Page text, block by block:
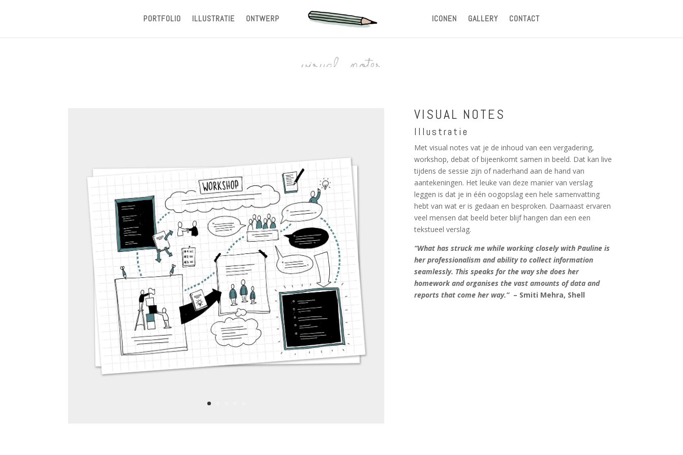
PORTFOLIO ILLUSTRATIE ONTWERP ICONEN GALLERY CONTACT
VISUAL NOTES
Illustratie
Met visual notes vat je de inhoud van een vergadering,
workshop, debat of bijeenkomt samen in beeld. Dat kan live
tijdens de sessie zijn of naderhand aan de hand van
aantekeningen. Het leuke van deze manier van verslag
leggen is dat je in één oogopslag een hele samenvatting
hebt van wat er is gedaan en besproken. Daarnaast ervaren
veel mensen dat beeld beter blijf hangen dan een een
tekstueel verslag.
“What has struck me while working closely with Pauline is
her professionalism and ability to collect information
seamlessly. This speaks for the way she does her
homework and organises the vast amounts of data and
reports that come her way.”– Smiti Mehra, Shell